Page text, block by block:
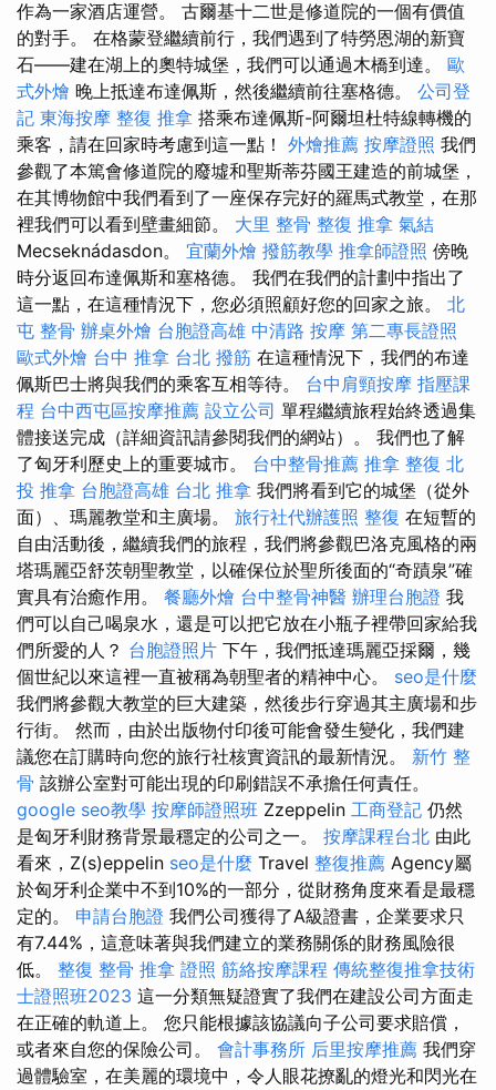
作為一家酒店運營。 古爾基十二世是修道院的一個有價值
的對手。 在格蒙登繼續前行，我們遇到了特勞恩湖的新寶
石——建在湖上的奧特城堡，我們可以通過木橋到達。 歐
式外燴 晚上抵達布達佩斯，然後繼續前往塞格德。 公司登
記 東海按摩 整復 推拿 搭乘布達佩斯-阿爾坦杜特線轉機的
乘客，請在回家時考慮到這一點！ 外燴推薦 按摩證照 我們
參觀了本篤會修道院的廢墟和聖斯蒂芬國王建造的前城堡，
在其博物館中我們看到了一座保存完好的羅馬式教堂，在那
裡我們可以看到壁畫細節。 大里 整骨 整復 推拿 氣結
Mecseknádasdon。 宜蘭外燴 撥筋教學 推拿師證照 傍晚
時分返回布達佩斯和塞格德。 我們在我們的計劃中指出了
這一點，在這種情況下，您必須照顧好您的回家之旅。 北
屯 整骨 辦桌外燴 台胞證高雄 中清路 按摩 第二專長證照
歐式外燴 台中 推拿 台北 撥筋 在這種情況下，我們的布達
佩斯巴士將與我們的乘客互相等待。 台中肩頸按摩 指壓課
程 台中西屯區按摩推薦 設立公司 單程繼續旅程始終透過集
體接送完成（詳細資訊請參閱我們的網站）。 我們也了解
了匈牙利歷史上的重要城市。 台中整骨推薦 推拿 整復 北
投 推拿 台胞證高雄 台北 推拿 我們將看到它的城堡（從外
面）、瑪麗教堂和主廣場。 旅行社代辦護照 整復 在短暫的
自由活動後，繼續我們的旅程，我們將參觀巴洛克風格的兩
塔瑪麗亞舒茨朝聖教堂，以確保位於聖所後面的“奇蹟泉”確
實具有治癒作用。 餐廳外燴 台中整骨神醫 辦理台胞證 我
們可以自己喝泉水，還是可以把它放在小瓶子裡帶回家給我
們所愛的人？ 台胞證照片 下午，我們抵達瑪麗亞採爾，幾
個世紀以來這裡一直被稱為朝聖者的精神中心。 seo是什麼
我們將參觀大教堂的巨大建築，然後步行穿過其主廣場和步
行街。 然而，由於出版物付印後可能會發生變化，我們建
議您在訂購時向您的旅行社核實資訊的最新情況。 新竹 整
骨 該辦公室對可能出現的印刷錯誤不承擔任何責任。
google seo教學 按摩師證照班 Zzeppelin 工商登記 仍然
是匈牙利財務背景最穩定的公司之一。 按摩課程台北 由此
看來，Z(s)eppelin seo是什麼 Travel 整復推薦 Agency屬
於匈牙利企業中不到10%的一部分，從財務角度來看是最穩
定的。 申請台胞證 我們公司獲得了A級證書，企業要求只
有7.44%，這意味著與我們建立的業務關係的財務風險很
低。 整復 整骨 推拿 證照 筋絡按摩課程 傳統整復推拿技術
士證照班2023 這一分類無疑證實了我們在建設公司方面走
在正確的軌道上。 您只能根據該協議向子公司要求賠償，
或者來自您的保險公司。 會計事務所 后里按摩推薦 我們穿
過體驗室，在美麗的環境中，令人眼花撩亂的燈光和閃光在